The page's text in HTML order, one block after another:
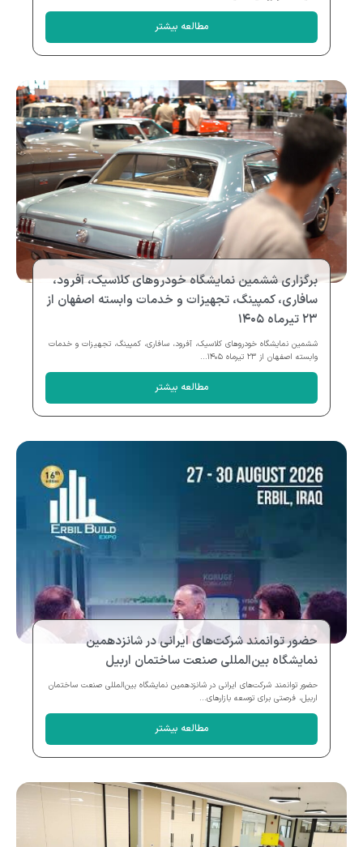
مطالعه بیشتر
برگزاری ششمین نمایشگاه خودروهای کلاسیک، آفرود،
سافاری، کمپینگ، تجهیزات و خدمات وابسته اصفهان از
۲۳ تیرماه ۱۴۰۵
ششمین نمایشگاه خودروهای کلاسیک، آفرود، سافاری، کمپینگ، تجهیزات و خدمات
وابسته اصفهان از ۲۳ تیرماه ۱۴۰۵...
مطالعه بیشتر
حضور توانمند شرکت‌های ایرانی در شانزدهمین
نمایشگاه بین‌المللی صنعت ساختمان اربیل
حضور توانمند شرکت‌های ایرانی در شانزدهمین نمایشگاه بین‌المللی صنعت ساختمان
اربیل، فرصتی برای توسعه بازارهای...
مطالعه بیشتر